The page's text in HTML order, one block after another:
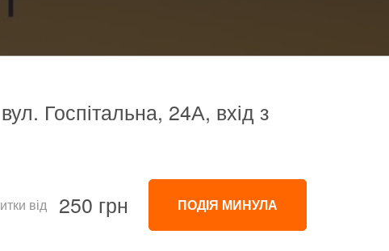
Госпітальна, 24А, вхід з
від 250 грн ПОДІЯ МИНУЛА